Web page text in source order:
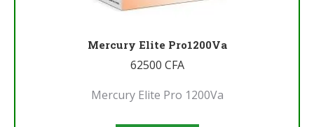
Mercury Elite Pro1200Va
62500 CFA
Mercury Elite Pro 1200Va